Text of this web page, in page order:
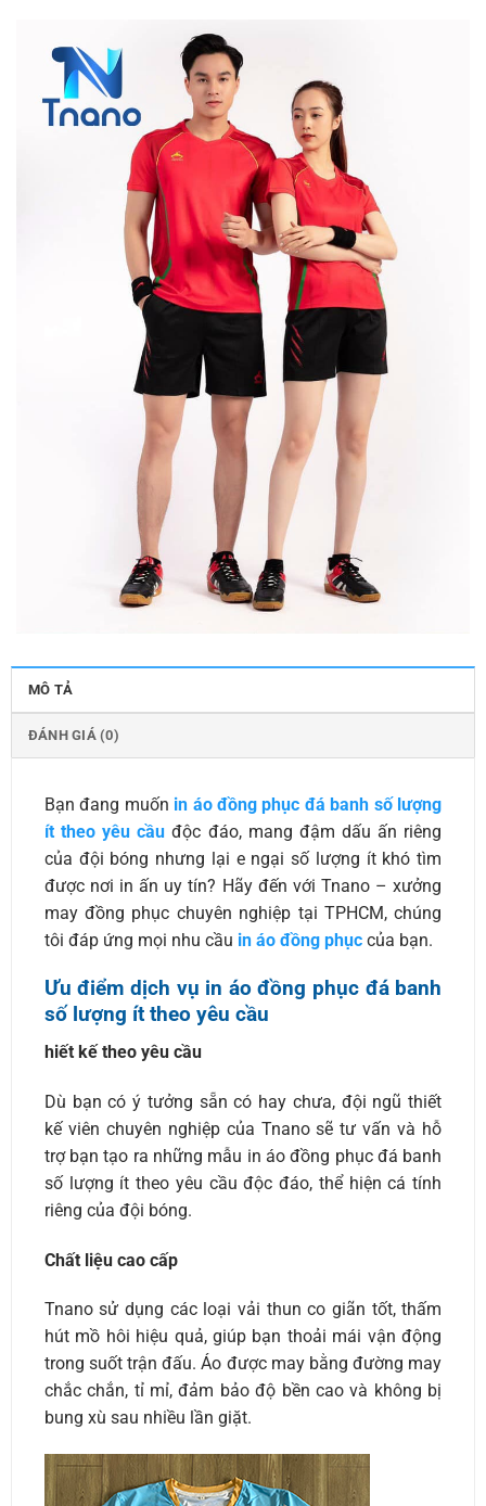
MÔ TẢ
ĐÁNH GIÁ (0)
Bạn đang muốn in áo đồng phục đá banh số lượng
ít theo yêu cầu độc đáo, mang đậm dấu ấn riêng
của đội bóng nhưng lại e ngại số lượng ít khó tìm
được nơi in ấn uy tín? Hãy đến với Tnano – xưởng
may đồng phục chuyên nghiệp tại TPHCM, chúng
tôi đáp ứng mọi nhu cầu in áo đồng phụccủa bạn.
Ưu điểm dịch vụ in áo đồng phục đá banh
số lượng ít theo yêu cầu
hiết kế theo yêu cầu
Dù bạn có ý tưởng sẵn có hay chưa, đội ngũ thiết
kế viên chuyên nghiệp của Tnano sẽ tư vấn và hỗ
trợ bạn tạo ra những mẫu in áo đồng phục đá banh
số lượng ít theo yêu cầu độc đáo, thể hiện cá tính
riêng của đội bóng.
Chất liệu cao cấp
Tnano sử dụng các loại vải thun co giãn tốt, thấm
hút mồ hôi hiệu quả, giúp bạn thoải mái vận động
trong suốt trận đấu. Áo được may bằng đường may
chắc chắn, tỉ mỉ, đảm bảo độ bền cao và không bị
bung xù sau nhiều lần giặt.